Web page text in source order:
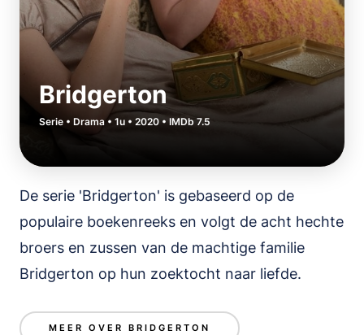
Bridgerton
Serie • Drama • 1u • 2020 • IMDb 7.5
De serie 'Bridgerton' is gebaseerd op de
populaire boekenreeks en volgt de acht hechte
broers en zussen van de machtige familie
Bridgerton op hun zoektocht naar liefde.
MEER OVER BRIDGERTON